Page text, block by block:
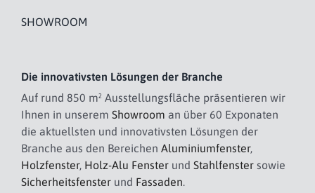
SHOWROOM
Die innovativsten Lösungen der Branche
Auf rund 850 m² Ausstellungsfläche präsentieren wir
Ihnen in unserem Showroom an über 60 Exponaten
die aktuellsten und innovativsten Lösungen der
Branche aus den Bereichen Aluminiumfenster,
Holzfenster, Holz-Alu Fensterund Stahlfenstersowie
Sicherheitsfensterund Fassaden